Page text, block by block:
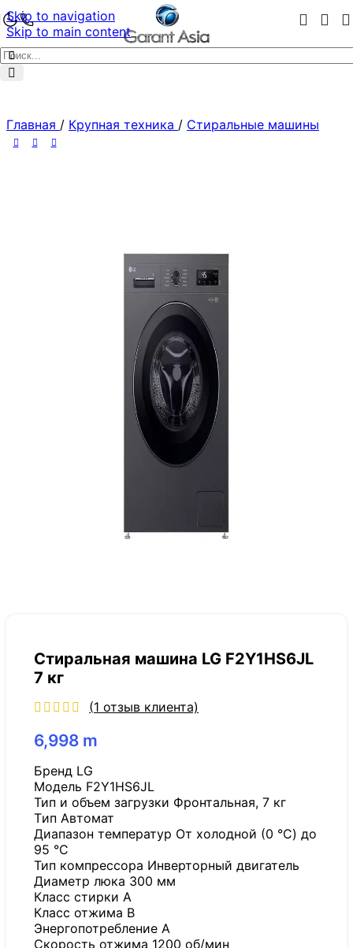
Skip to navigation
Skip to main content
Главная / Крупная техника / Стиральные машины
Стиральная машина LG F2Y1HS6JL
7 кг
(1 отзыв клиента)
6,998 m
Бренд LG
Модель F2Y1HS6JL
Тип и объем загрузки Фронтальная, 7 кг
Tип Автомат
Диапазон температур От холодной (0 °C) до
95 °C
Тип компрессора Инверторный двигатель
Диаметр люка 300 мм
Класс стирки A
Класс отжима B
Энергопотребление A
Скорость отжима 1200 об/мин